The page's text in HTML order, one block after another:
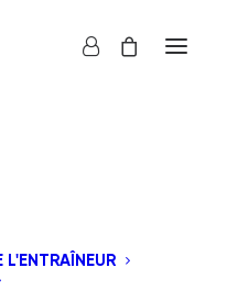
identifiant ou votre
par e-mail pour créer un